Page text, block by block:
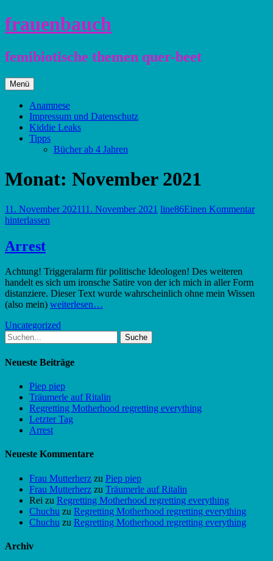
Zum
Inhalt
frauenbauch
femibiotische themen quer-beet
Menü Zum
Inhalt
springen
Anamnese
Impressum und Datenschutz
Kiddie Leaks
Tipps
Bücher ab 4 Jahren
Monat: November 2021
11. November 202111. November 2021 line86Einen Kommentar
hinterlassen
Arrest
Achtung! Triggeralarm für politische Ideologen! Des weiteren
handelt es sich um ironsche Satire von der ich mich in aller Form
distanziere. Dieser Text wurde wahrscheinlich ohne mein Wissen
(also mein) weiterlesen…
Uncategorized
Suche
nach:
Neueste Beiträge
Piep piep
Träumerle auf Ritalin
Regretting Motherhood regretting everything
Letzter Tag
Arrest
Neueste Kommentare
Frau Mutterherz zu Piep piep
Frau Mutterherz zu Träumerle auf Ritalin
Rei zu Regretting Motherhood regretting everything
Chuchu zu Regretting Motherhood regretting everything
Chuchu zu Regretting Motherhood regretting everything
Archiv